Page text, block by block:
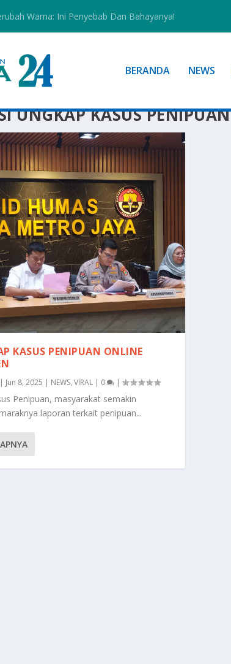
Warna: Ini Penyebab Dan Bahayanya!
BERANDA NEWS
UNGKAP KASUS PENIPUAN
KASUS PENIPUAN ONLINE
| Jun 8, 2025 | NEWS,VIRAL | 0 |
Penipuan, masyarakat semakin
laporan terkait penipuan...